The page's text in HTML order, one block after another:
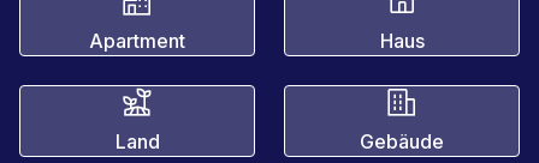
Apartment Haus
Land Gebäude